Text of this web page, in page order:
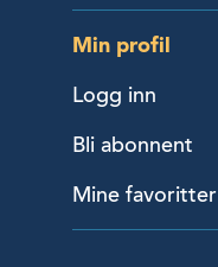
Min profil
Logg inn
Bli abonnent
Mine favoritter